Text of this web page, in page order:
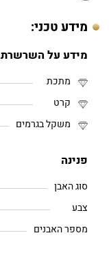
מידע טכני:
מידע על השרשרת
מתכת
קרט
משקל בגרמים
פנינה
סוג האבן
צבע
מספר האבנים